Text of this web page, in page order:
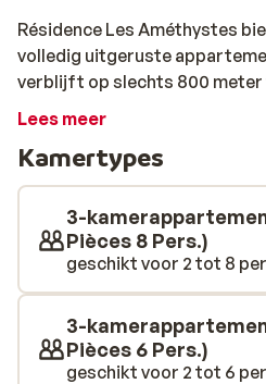
Résidence Les Améthystes
volledig uitgeruste
verblijft op slechts 800
pistes en skilift, zodat je ski
La Fare-waterval, de vallei en
massief vanaf je balkon of
beschikt daarnaast over
woonkamer met televisie en
ruimte voor 6 tot 8 personen
of vriendengroep onbezorgd
Alpen.
Lees meer
Kamertypes
3-
Pièces 8 Pers.)
geschikt voor 2 tot 8
3-
Pièces 6 Pers.)
geschikt voor 2 tot 6